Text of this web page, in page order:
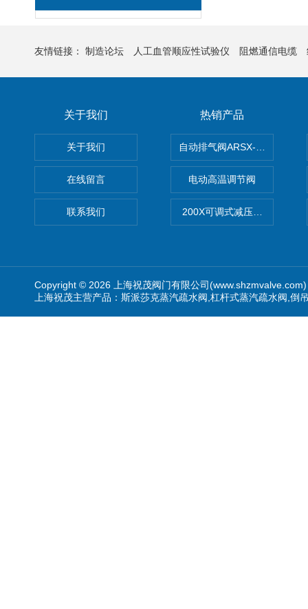
友情链接： 制造论坛 人工血管顺应性试验仪 阻燃通信电缆
关于我们
关于我们
在线留言
联系我们
热销产品
自动排气阀ARSX-0015/
电动高温调节阀
200X可调式减压阀（减压稳
Copyright © 2026 上海祝茂阀门有限公司
上海祝茂主营产品：斯派莎克蒸汽疏水阀,杠杆式蒸汽疏水阀,倒